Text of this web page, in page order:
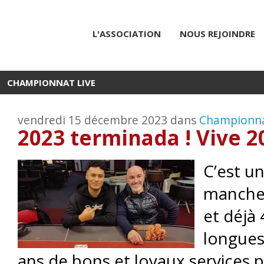
L'ASSOCIATION NOUS REJOINDRE
CHAMPIONNAT LIVE
vendredi 15 décembre 2023 dans
2023 terminada ! Vive
C’est
et déjà